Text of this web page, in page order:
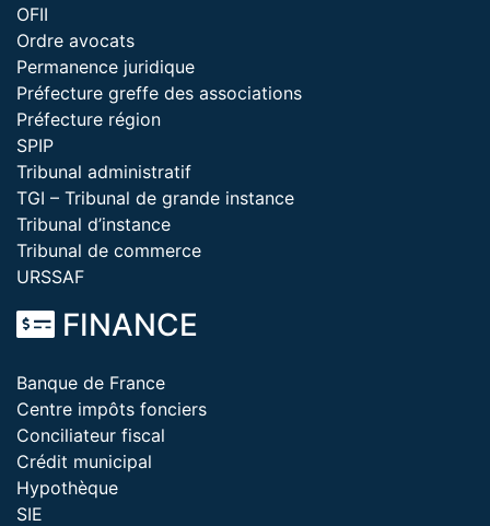
OFII
Ordre avocats
Permanence juridique
Préfecture greffe des associations
Préfecture région
SPIP
Tribunal administratif
TGI – Tribunal de grande instance
Tribunal d’instance
Tribunal de commerce
URSSAF
FINANCE
Banque de France
Centre impôts fonciers
Conciliateur fiscal
Crédit municipal
Hypothèque
SIE